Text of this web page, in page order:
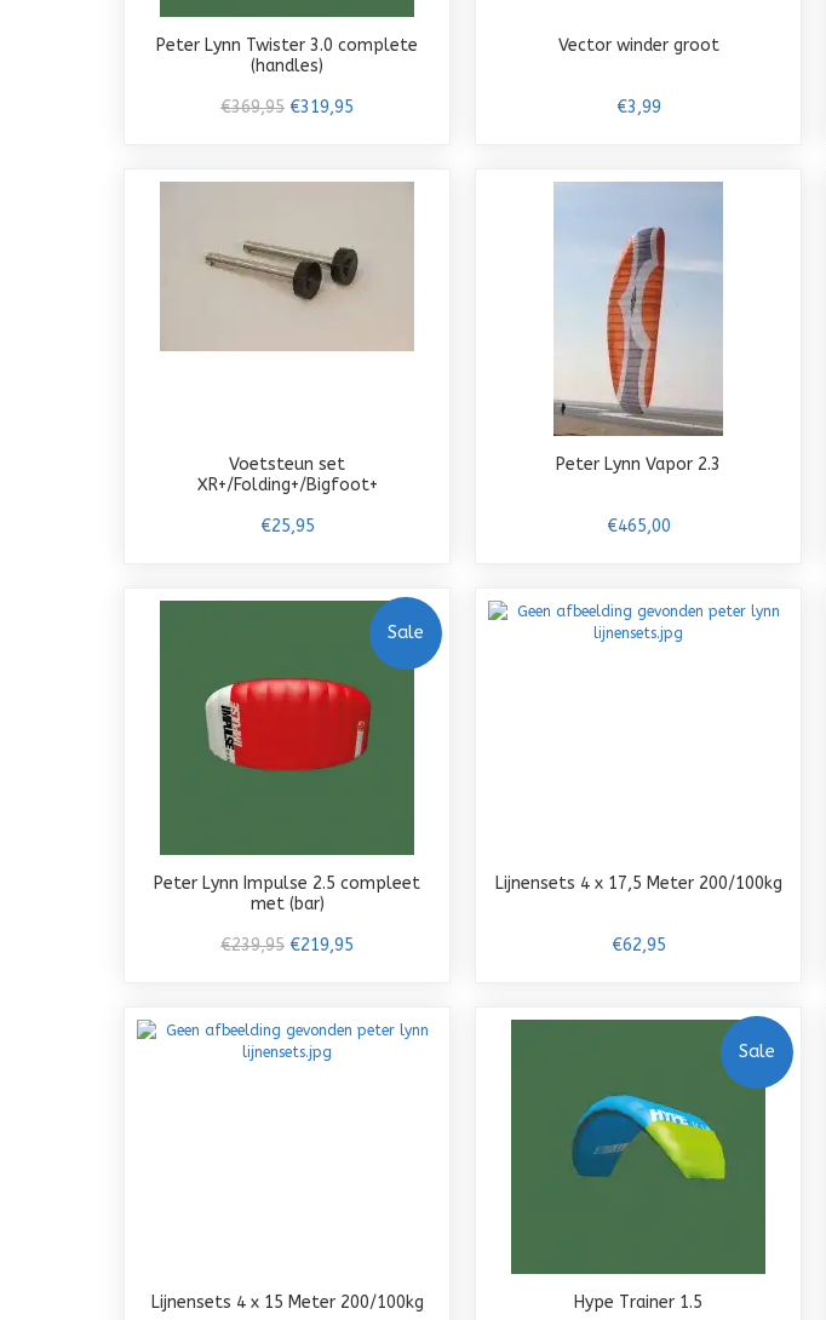
Peter Lynn Twister 3.0 complete
(handles)
€369,95 €319,95
Vector winder groot
€3,99
Voetsteun set
XR+/Folding+/Bigfoot+
€25,95
Peter Lynn Vapor 2.3
€465,00
Sale
Peter Lynn Impulse 2.5 compleet
met (bar)
€239,95 €219,95
Lijnensets 4 x 17,5 Meter 200/100kg
€62,95
Lijnensets 4 x 15 Meter 200/100kg
Sale
Hype Trainer 1.5